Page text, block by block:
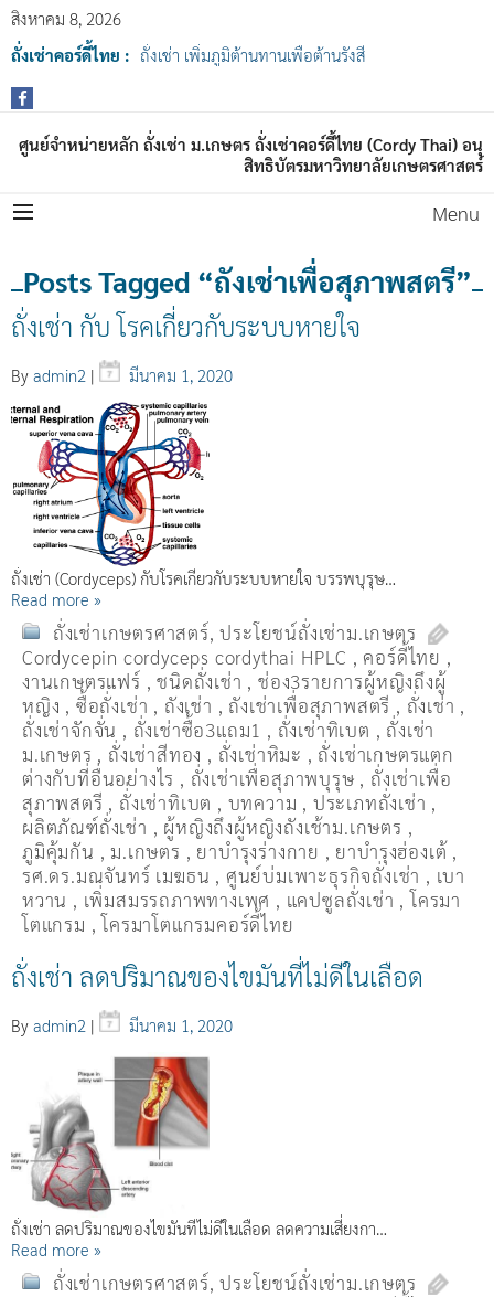
สิงหาคม 8, 2026
ถั่งเช่าคอร์ดี้ไทย : ถั่งเช่า เพิ่มภูมิต้านทานเพื่อต้านรังสี
ศูนย์จำหน่ายหลัก ถั่งเช่า ม.เกษตร ถั่งเช่าคอร์ดี้ไทย (Cordy Thai) อนุ
สิทธิบัตรมหาวิทยาลัยเกษตรศาสตร์
Menu
Posts Tagged “ถังเช่าเพื่อสุภาพสตรี”
ถั่งเช่า กับ โรคเกี่ยวกับระบบหายใจ
By admin2 | มีนาคม 1, 2020
ถั่งเช่า (Cordyceps) กับโรคเกี่ยวกับระบบหายใจ บรรพบุรุษ…
Read more »
ถั่งเช่าเกษตรศาสตร์,ประโยชน์ถั่งเช่าม.เกษตร
Cordycepin cordyceps cordythai HPLC , คอร์ดี้ไทย ,
งานเกษตรแฟร์ ,ชนิดถั่งเช่า ,ช่อง3รายการผู้หญิงถึงผู้
หญิง , ซื้อถั่งเช่า , ถังเช่า , ถังเช่าเพื่อสุภาพสตรี , ถั่งเช่า ,
ถั่งเช่าจักจั่น , ถั่งเช่าซื้อ3แถม1 , ถั่งเช่าทิเบต , ถั่งเช่า
ม.เกษตร , ถั่งเช่าสีทอง , ถั่งเช่าหิมะ , ถั่งเช่าเกษตรแตก
ต่างกับที่อื่นอย่างไร , ถั่งเช่าเพื่อสุภาพบุรุษ , ถั่งเช่าเพื่อ
สุภาพสตรี , ถั่่งเช่าทิเบต , บทความ , ประเภทถั่งเช่า ,
ผลิตภัณฑ์ถั่งเช่า , ผู้หญิงถึงผู้หญิงถังเช้าม.เกษตร ,
ภูมิคุ้มกัน ,ม.เกษตร , ยาบำรุงร่างกาย , ยาบำรุงฮ่องเต้ ,
รศ.ดร.มณจันทร์ เมฆธน , ศูนย์บ่มเพาะธุรกิจถั่งเช่า , เบา
หวาน , เพิ่มสมรรถภาพทางเพศ , แคปซูลถั่งเช่า ,โครมา
โตแกรม ,โครมาโตแกรมคอร์ดี้ไทย
ถั่งเช่า ลดปริมาณของไขมันที่ไม่ดีในเลือด
By admin2 | มีนาคม 1, 2020
ถั่งเช่า ลดปริมาณของไขมันที่ไม่ดีในเลือด ลดความเสี่ยงกา…
Read more »
ถั่งเช่าเกษตรศาสตร์,ประโยชน์ถั่งเช่าม.เกษตร